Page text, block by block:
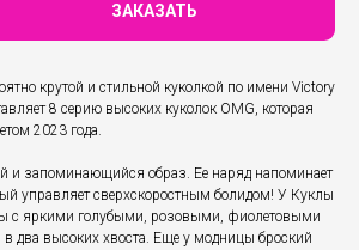
ЗАКАЗАТЬ
крутой и стильной куколкой по имени Victory
8 серию высоких куколок OMG, которая
2023 года.
и запоминающийся образ. Ее наряд напоминает
управляет сверхскоростным болидом! У Куклы
с яркими голубыми, розовыми, фиолетовыми
два высоких хвоста. Еще у модницы броский